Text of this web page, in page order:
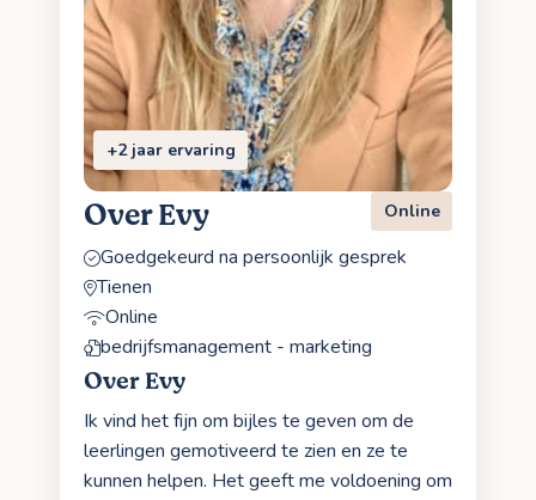
+2 jaar ervaring
Over Evy Online
Goedgekeurd na persoonlijk gesprek
Tienen
Online
bedrijfsmanagement - marketing
Over Evy
Ik vind het fijn om bijles te geven om de
leerlingen gemotiveerd te zien en ze te
kunnen helpen. Het geeft me voldoening om